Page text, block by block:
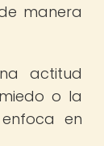
manera
actitud
o la
en